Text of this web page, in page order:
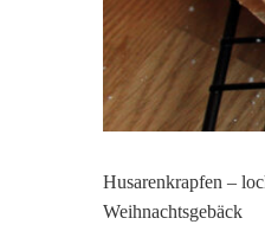
Husarenkrapfen –
Weihnachtsgebäck